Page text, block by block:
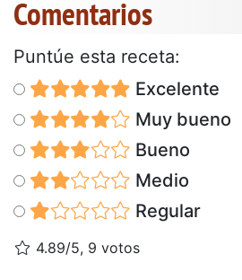
Comentarios
Puntúe esta receta:
Excelente
Muy bueno
Bueno
Medio
Regular
4.89/5, 9 votos